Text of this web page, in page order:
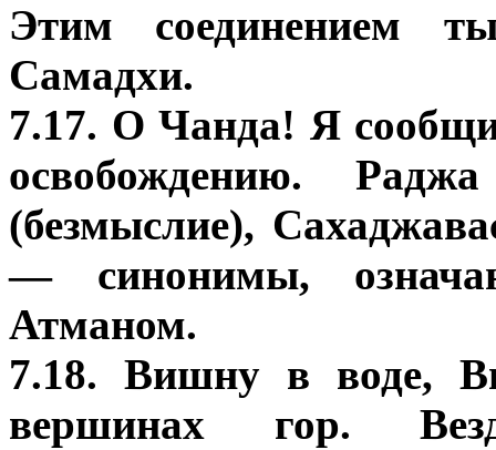
Этим соединением
Самадхи.
7.17. О Чанда! Я
освобождению.
(безмыслие),
— синонимы,
Атманом.
7.18. Вишну в воде,
вершинах гор.